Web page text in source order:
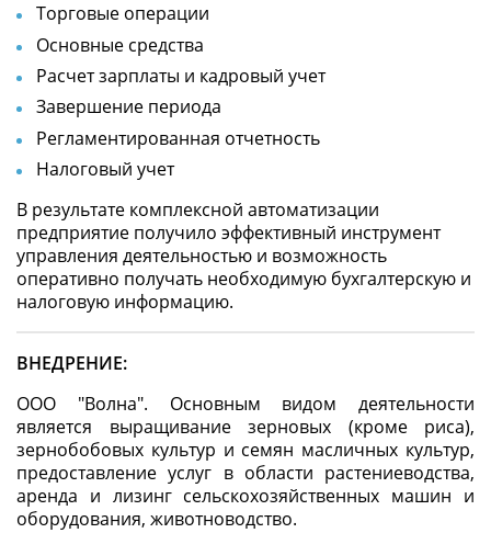
Торговые операции
Основные средства
Расчет зарплаты и кадровый учет
Завершение периода
Регламентированная отчетность
Налоговый учет
В результате комплексной автоматизации
предприятие получило эффективный инструмент
управления деятельностью и возможность
оперативно получать необходимую бухгалтерскую и
налоговую информацию.
ВНЕДРЕНИЕ:
ООО "Волна". Основным видом деятельности
является выращивание зерновых (кроме риса),
зернобобовых культур и семян масличных культур,
предоставление услуг в области растениеводства,
аренда и лизинг сельскохозяйственных машин и
оборудования, животноводство.